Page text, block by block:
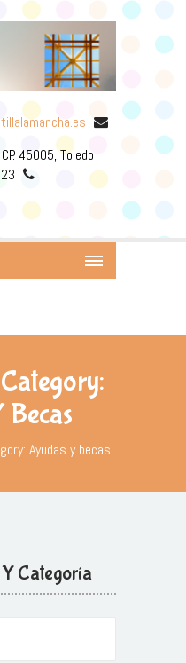
45005, Toledo
Becas
Ayudas y becas
Categoría